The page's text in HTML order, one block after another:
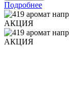
Подробнее